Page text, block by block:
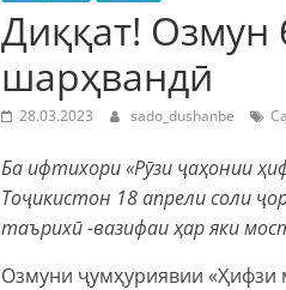
Диққат! Озмун
шарҳвандӣ
28.03.2023 sado_dushanbe
Ба ифтихори «Рӯзи ҷаҳонии
Тоҷикистон 18 апрели соли
таърихӣ -вазифаи ҳар яки
Озмуни ҷумҳуриявии «Ҳифзи